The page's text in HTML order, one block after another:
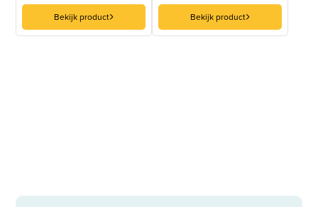
Bekijk product Bekijk product